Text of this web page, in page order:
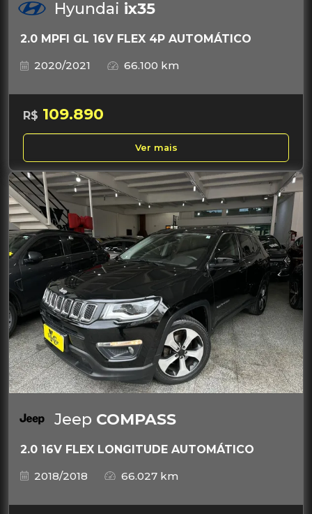
Hyundai ix35
2.0 MPFI GL 16V FLEX 4P AUTOMÁTICO
2020/2021
66.100 km
R$ 109.890
Ver mais
Jeep COMPASS
2.0 16V FLEX LONGITUDE AUTOMÁTICO
2018/2018
66.027 km